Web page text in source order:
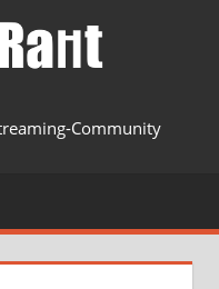
Community